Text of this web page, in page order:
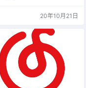
20年10月21日